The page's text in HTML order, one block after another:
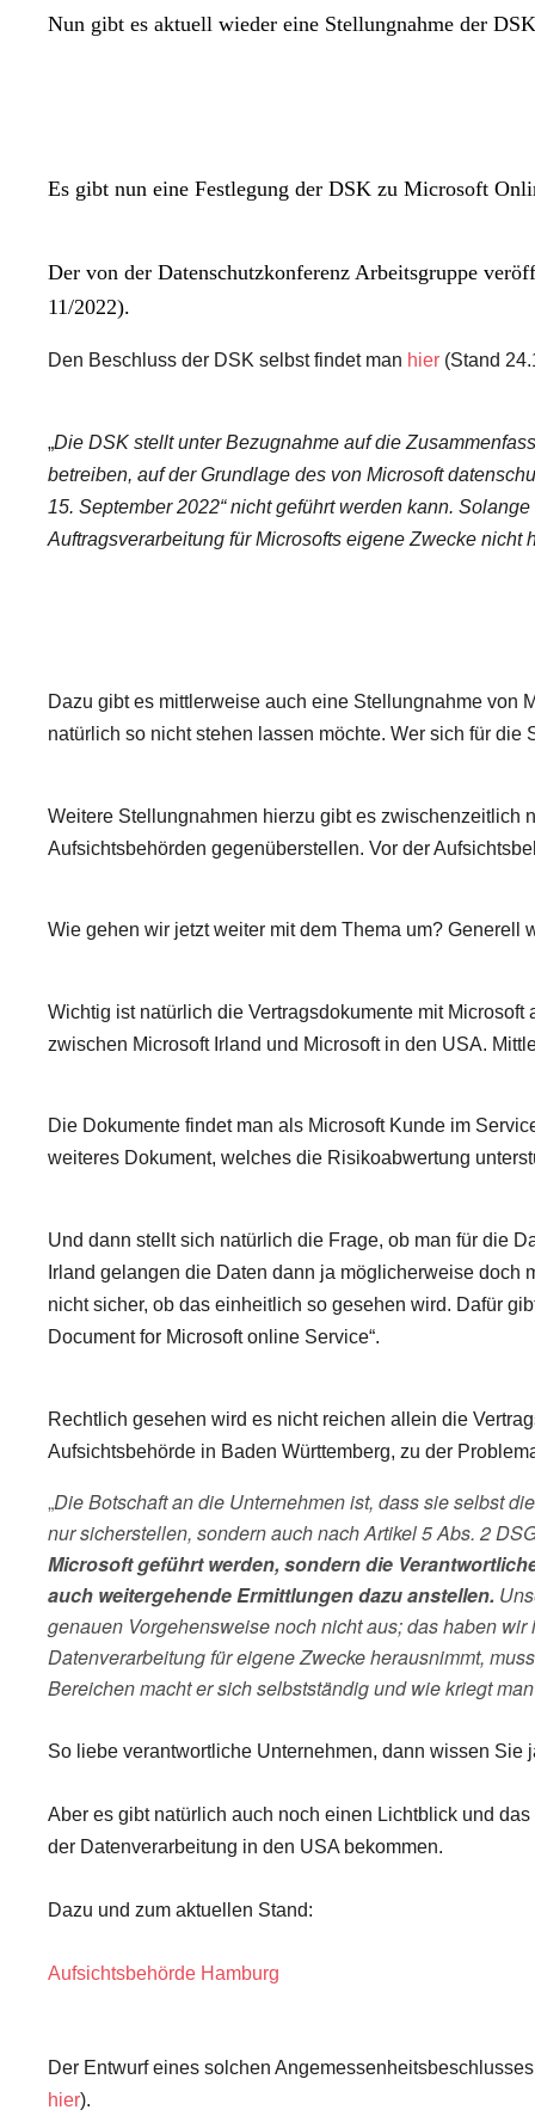
Nun gibt es aktuell wieder eine Stellungnahme der
Es gibt nun eine Festlegung der DSK zu Microsoft
Der von der Datenschutzkonferenz Arbeitsgruppe
11/2022).
Den Beschluss der DSK selbst findet man hier (Stand
„Die DSK stellt unter Bezugnahme auf die
betreiben, auf der Grundlage des von Microsoft
15. September 2022“ nicht geführt werden kann. Solange
Auftragsverarbeitung für Microsofts eigene Zwecke
Dazu gibt es mittlerweise auch eine Stellungnahme von
natürlich so nicht stehen lassen möchte. Wer sich für
Weitere Stellungnahmen hierzu gibt es zwischenzeitlich
Aufsichtsbehörden gegenüberstellen. Vor der
Wie gehen wir jetzt weiter mit dem Thema um?
Wichtig ist natürlich die Vertragsdokumente mit
zwischen Microsoft Irland und Microsoft in den USA.
Die Dokumente findet man als Microsoft Kunde im
weiteres Dokument, welches die Risikoabwertung
Und dann stellt sich natürlich die Frage, ob man für die
Irland gelangen die Daten dann ja möglicherweise doch
nicht sicher, ob das einheitlich so gesehen wird. Dafür
Document for Microsoft online Service“.
Rechtlich gesehen wird es nicht reichen allein die
Aufsichtsbehörde in Baden Württemberg, zu der
„Die Botschaft an die Unternehmen ist, dass sie selbst
nur sicherstellen, sondern auch nach Artikel 5 Abs. 2
Microsoft geführt werden, sondern die
auch weitergehende Ermittlungen dazu anstellen.
genauen Vorgehensweise noch nicht aus; das haben
Datenverarbeitung für eigene Zwecke herausnimmt,
Bereichen macht er sich selbstständig und wie kriegt
So liebe verantwortliche Unternehmen, dann wissen
Aber es gibt natürlich auch noch einen Lichtblick und
der Datenverarbeitung in den USA bekommen.
Dazu und zum aktuellen Stand:
Aufsichtsbehörde Hamburg
Der Entwurf eines solchen
hier).